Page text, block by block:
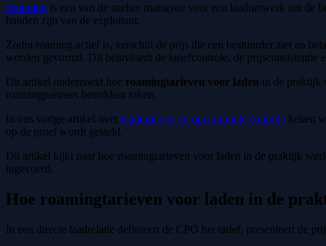
Roaming is een van de snelste manieren voor een laadnetwerk om
handen zijn van de exploitant.
Zodra roaming actief is, verschilt de prijs die een bestuurder ziet en
worden gevormd. Dit beïnvloedt de tariefcontrole, de prijsconsistentie
Dit artikel onderzoekt hoe roamingtarieven voor laden in de praktijk
roamingpartners betrokken raken.
In ons vorige artikel over laadtarieven en operationele controle keken
op de proef wordt gesteld.
Dit artikel kijkt naar hoe roamingtarieven voor laden in de praktijk
ingevoerd.
Hoe roamingtarieven voor laden in de
In een directe laadrelatie definieert de CPO het tarief, presenteert de